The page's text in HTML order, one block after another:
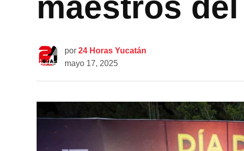
por 24 Horas Yucatán
mayo 17, 2025